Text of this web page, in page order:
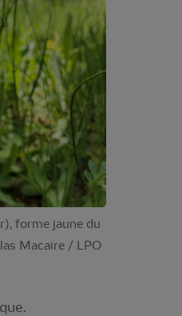
forme jaune du
Macaire / LPO